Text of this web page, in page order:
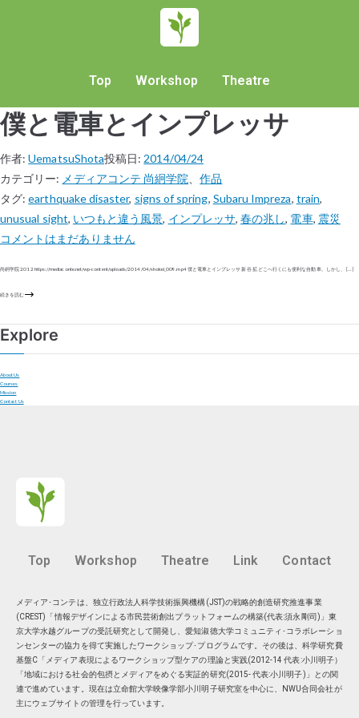
Top Workshop Theatre
僕と電車とインプレッサ
作者:UematsuShota投稿日: 2014/04/24
カテゴリー: メディアコンテ 尚絅学院 、作品
タグ:earthquake disaster, signs of spring, Subaru Impreza, train,
unusual sight, いつもと違う風景, インプレッサ,春の兆し, 電車, 震災
コメントはまだありません
尚絅学院 2012 https://mediaconte.net/wp-content/uploads/2014/04/shokei_009.mp4 僕と電車とインプレッサ 新谷 拡 どこへ行くにも便利な自動車。しかし、 […]
続きを読む
Explore
About Us
Courses
Mission
Contact Us
Top Workshop Theatre Link Contact
メディア･コンテは、独立行政法人科学技術振興機構(JST)の戦略的創造研究推進事業
(CREST)「情報デザインによる市民芸術創出プラットフォームの構築(代表:須永剛司)」東
京大学水越グループの受託研究として開発し、愛知淑徳大学コミュニティ･コラボレーショ
ンセンターの協力を得て実施したワークショップ･プログラムです。その後は、科学研究費
基盤C「メディア表現によるワークショップ型ケアの理論と実践(2012-14 代表:小川明子）
「地域における社会的包摂とメディアをめぐる実証的研究(2015- 代表:小川明子)」との関
連で進めています。現在は立命館大学映像学部小川明子研究室を中心に、 NWU合同会社が
主にウェブサイトの管理を行っています。